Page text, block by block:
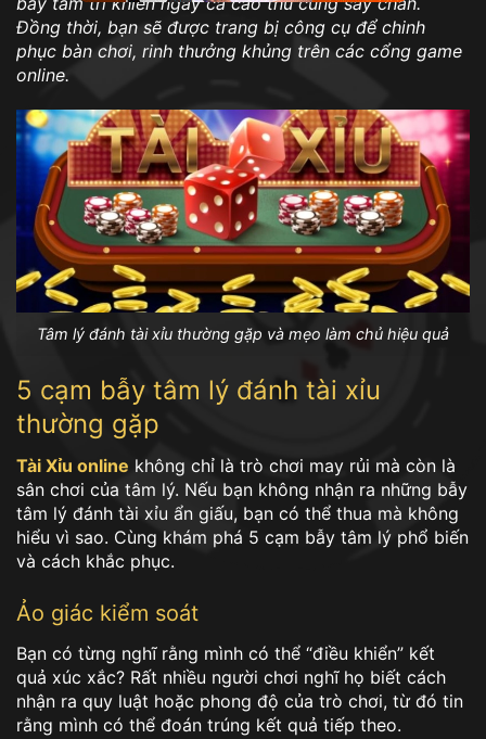
Đồng thời, bạn sẽ được trang bị công cụ để chinh
phục bàn chơi, rinh thưởng khủng trên các cổng game
online.
Tâm lý đánh tài xỉu thường gặp và mẹo làm chủ hiệu quả
5 cạm bẫy tâm lý đánh tài xỉu
thường gặp
Tài Xỉu online không chỉ là trò chơi may rủi mà còn là
sân chơi của tâm lý. Nếu bạn không nhận ra những bẫy
tâm lý đánh tài xỉu ẩn giấu, bạn có thể thua mà không
hiểu vì sao. Cùng khám phá 5 cạm bẫy tâm lý phổ biến
và cách khắc phục.
Ảo giác kiểm soát
Bạn có từng nghĩ rằng mình có thể “điều khiển” kết
quả xúc xắc? Rất nhiều người chơi nghĩ họ biết cách
nhận ra quy luật hoặc phong độ của trò chơi, từ đó tin
rằng mình có thể đoán trúng kết quả tiếp theo.